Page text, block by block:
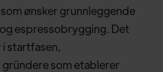
ønsker grunnleggende
espressobrygging. Det
startfasen,
som etablerer